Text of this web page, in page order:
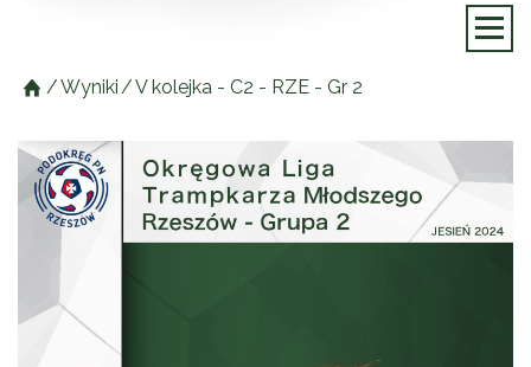
/Wyniki /V kolejka - C2 - RZE - Gr 2